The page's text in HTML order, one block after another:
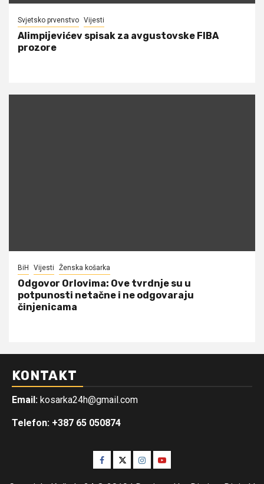
Svjetsko prvenstvo Vijesti
Alimpijevićev spisak za avgustovske FIBA
prozore
BiH Vijesti Ženska košarka
Odgovor Orlovima: ​Ove tvrdnje su u
potpunosti netačne i ne odgovaraju
činjenicama
KONTAKT
Email: kosarka24h@gmail.com
Telefon: +387 65 050874
Facebook
TwitterInstagram
Youtube